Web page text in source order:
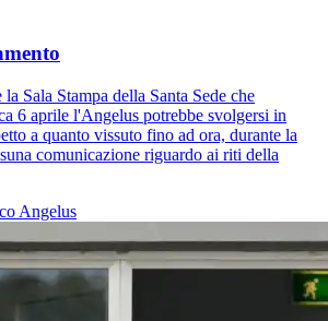
Sala Stampa della Santa Sede che
6 aprile l'Angelus potrebbe svolgersi in
a quanto vissuto fino ad ora, durante la
comunicazione riguardo ai riti della
Angelus